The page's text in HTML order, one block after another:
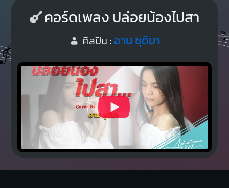
คอร์ดเพลง ปล่อยน้องไปสา
ศิลปิน : อาม ชุติมา